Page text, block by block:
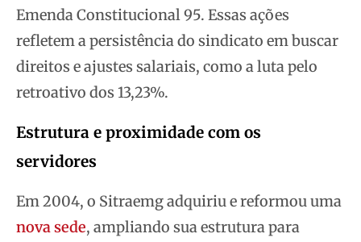
Emenda Constitucional 95. Essas ações
refletem a persistência do sindicato em buscar
direitos e ajustes salariais, como a luta pelo
retroativo dos 13,23%.
Estrutura e proximidade com os
servidores
Em 2004, o Sitraemg adquiriu e reformou uma
nova sede, ampliando sua estrutura para